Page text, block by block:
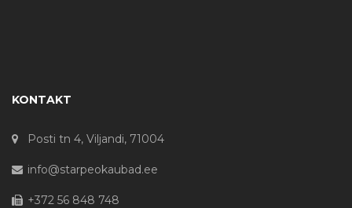
KONTAKT
Posti tn 4, Viljandi, 71004
info@starpeokaubad.ee
+372 56 848 748